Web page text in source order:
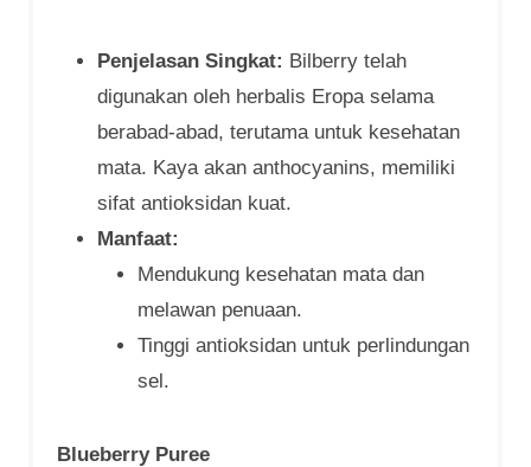
Penjelasan Singkat: Bilberry telah
digunakan oleh herbalis Eropa selama
berabad-abad, terutama untuk kesehatan
mata. Kaya akan anthocyanins, memiliki
sifat antioksidan kuat.
Manfaat:
Mendukung kesehatan mata dan
melawan penuaan.
Tinggi antioksidan untuk perlindungan
sel.
Blueberry Puree